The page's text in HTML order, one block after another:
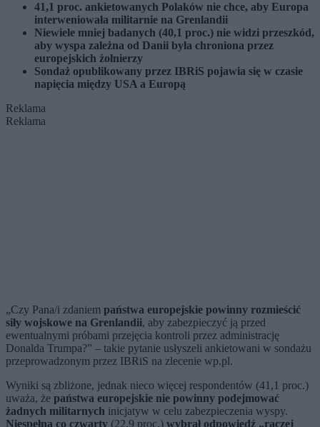
41,1 proc. ankietowanych Polaków nie chce, aby Europa
interweniowała militarnie na Grenlandii
Niewiele mniej badanych (40,1 proc.) nie widzi przeszkód,
aby wyspa zależna od Danii była chroniona przez
europejskich żołnierzy
Sondaż opublikowany przez IBRiS pojawia się w czasie
napięcia między USA a Europą
Reklama
Reklama
„Czy Pana/i zdaniem państwa europejskie powinny rozmieścić
siły wojskowe na Grenlandii, aby zabezpieczyć ją przed
ewentualnymi próbami przejęcia kontroli przez administrację
Donalda Trumpa?” – takie pytanie usłyszeli ankietowani w sondażu
przeprowadzonym przez IBRiS na zlecenie wp.pl.
Wyniki są zbliżone, jednak nieco więcej respondentów (41,1 proc.)
uważa, że państwa europejskie nie powinny podejmować
żadnych militarnych inicjatyw w celu zabezpieczenia wyspy.
Niespełna co czwarty (22,9 proc.) wybrał odpowiedź „raczej